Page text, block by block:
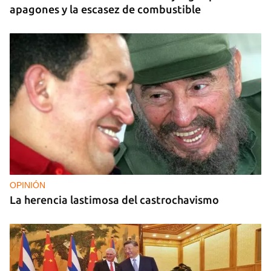
apagones y la escasez de combustible
OPINIÓN
La herencia lastimosa del castrochavismo